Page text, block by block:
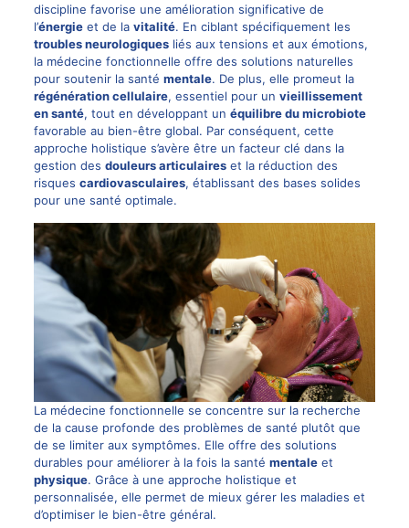
discipline favorise une amélioration significative de
l’énergieet de la vitalité. En ciblant spécifiquement les
troubles neurologiquesliés aux tensions et aux émotions,
la médecine fonctionnelle offre des solutions naturelles
pour soutenir la santé mentale. De plus, elle promeut la
régénération cellulaire, essentiel pour un vieillissement
en santé, tout en développant un équilibre du microbiote
favorable au bien-être global. Par conséquent, cette
approche holistique s’avère être un facteur clé dans la
gestion des douleurs articulaireset la réduction des
risques cardiovasculaires, établissant des bases solides
pour une santé optimale.
La médecine fonctionnelle se concentre sur la recherche
de la cause profonde des problèmes de santé plutôt que
de se limiter aux symptômes. Elle offre des solutions
durables pour améliorer à la fois la santé mentaleet
physique. Grâce à une approche holistique et
personnalisée, elle permet de mieux gérer les maladies et
d’optimiser le bien-être général.